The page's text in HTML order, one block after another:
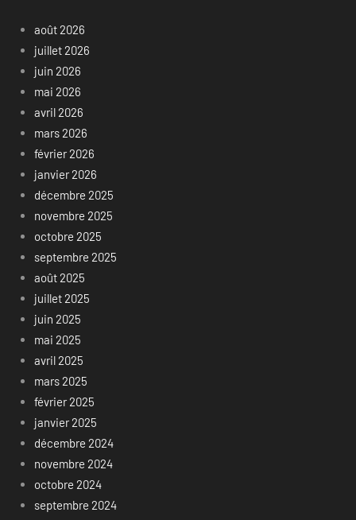
août 2026
juillet 2026
juin 2026
mai 2026
avril 2026
mars 2026
février 2026
janvier 2026
décembre 2025
novembre 2025
octobre 2025
septembre 2025
août 2025
juillet 2025
juin 2025
mai 2025
avril 2025
mars 2025
février 2025
janvier 2025
décembre 2024
novembre 2024
octobre 2024
septembre 2024